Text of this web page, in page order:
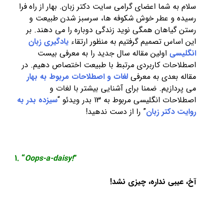
شما اعضای گرامی سایت دکتر زبان. بهار از راه فرا
و عطر خوش شکوفه ها، سرسبز شدن طبیعت و
همگی نوید زندگی دوباره را می دهند. بر
تصمیم گرفتیم به منظور ارتقاء یادگیری زبان
اولین مقاله سال جدید را به معرفی بیست
کاربردی مرتبط با طبیعت اختصاص دهیم. در
بعدی به معرفیلغات و اصطلاحات مربوط به بهار
ضمنا برای آشنایی بیشتر با لغات و
انگلیسی مربوط به 13 بدر ویدئو “
سیزده بدر به
دکتر زبان” را از دست ندهید!
1. “Oops-a-daisy!
نداره، چیزی نشد!